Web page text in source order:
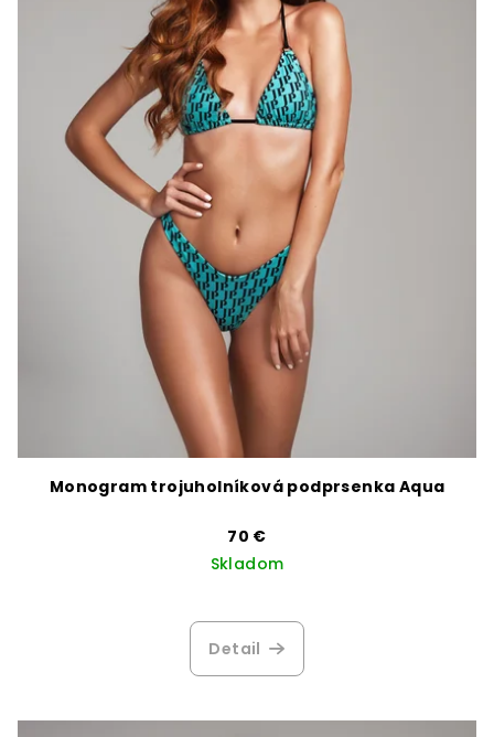
Monogram trojuholníková podprsenka Aqua
70 €
Skladom
hodnotenie
produktu
Detail